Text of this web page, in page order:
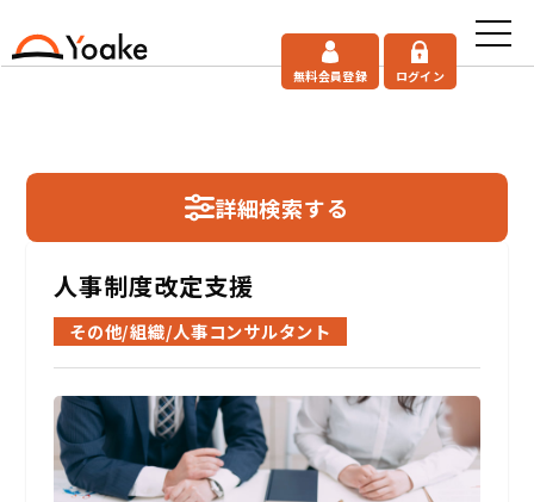
無料会員登録 ログイン
詳細検索する
人事制度改定支援
その他/組織/人事コンサルタント